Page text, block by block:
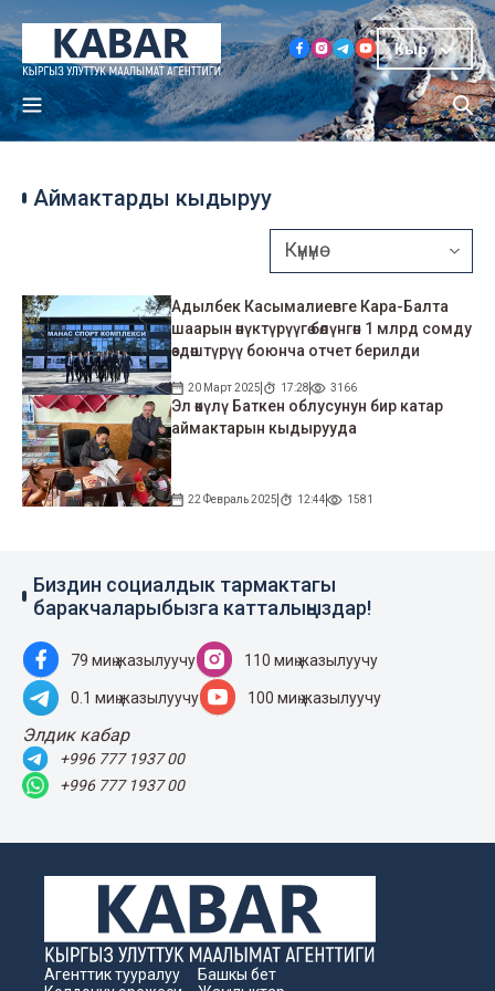
Кыр
Аймактарды кыдыруу
Адылбек Касымалиевге Кара-Балта
шаарын өнүктүрүүгө бөлүнгөн 1 млрд сомду
өздөштүрүү боюнча отчет берилди
20 Март 2025 17:28 3166
Эл өкүлү Баткен облусунун бир катар
аймактарын кыдырууда
22 Февраль 2025 12:44 1581
Биздин социалдык тармактагы
баракчаларыбызга катталыңыздар!
79 миң жазылуучу 110 миң жазылуучу
0.1 миң жазылуучу 100 миң жазылуучу
Элдик кабар
+996 777 1937 00
+996 777 1937 00
Агенттик тууралуу
Башкы бет